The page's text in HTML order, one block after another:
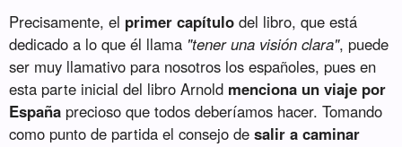
Precisamente, el primer capítulo del libro, que está
dedicado a lo que él llama "tener una visión clara", puede
ser muy llamativo para nosotros los españoles, pues en
esta parte inicial del libro Arnold menciona un viaje por
España precioso que todos deberíamos hacer. Tomando
como punto de partida el consejo desalir a caminar